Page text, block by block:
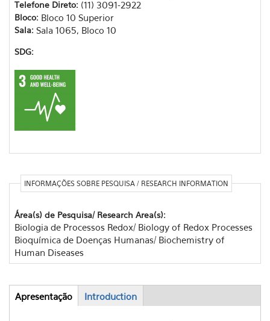
Telefone Direto: (11) 3091-2922
Bloco: Bloco 10 Superior
Sala: Sala 1065, Bloco 10
SDG:
INFORMAÇÕES SOBRE PESQUISA / RESEARCH INFORMATION
Área(s) de Pesquisa/ Research Area(s):
Biologia de Processos Redox/ Biology of Redox Processes
Bioquímica de Doenças Humanas/ Biochemistry of
Human Diseases
Abas
Apresentação (aba
ativa)
Introduction